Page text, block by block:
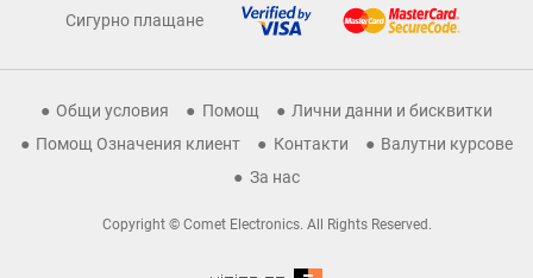
Сигурно плащане
Общи условия Помощ
Лични данни и бисквитки
Помощ Означения клиент
Контакти
Валутни курсове
За нас
Copyright © Comet Electronics. All Rights Reserved.